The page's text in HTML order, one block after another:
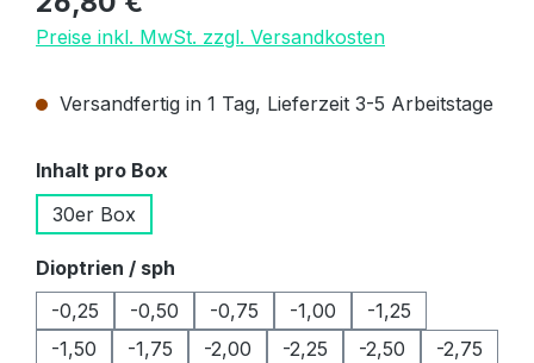
Preise inkl. MwSt. zzgl. Versandkosten
Versandfertig in 1 Tag, Lieferzeit 3-5 Arbeitstage
Inhalt pro Box
30er Box
Dioptrien / sph
-0,25
-0,50 -0,75 -1,00
-1,25
-1,50
-1,75 -2,00 -2,25 -2,50
-2,75